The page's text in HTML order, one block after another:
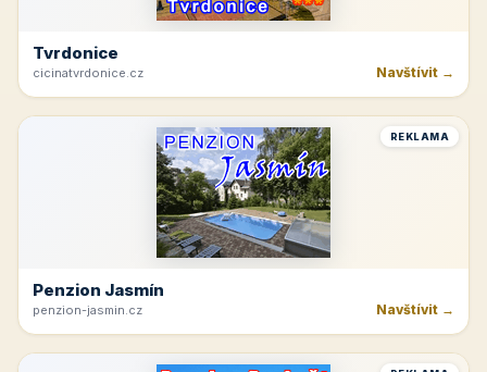
Tvrdonice
cicinatvrdonice.cz Navštívit →
REKLAMA
Penzion Jasmín
penzion-jasmin.cz Navštívit →